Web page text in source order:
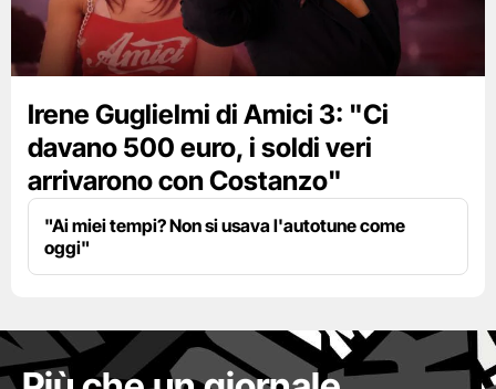
Irene Guglielmi di Amici 3: "Ci
davano 500 euro, i soldi veri
arrivarono con Costanzo"
"Ai miei tempi? Non si usava l'autotune come
oggi"